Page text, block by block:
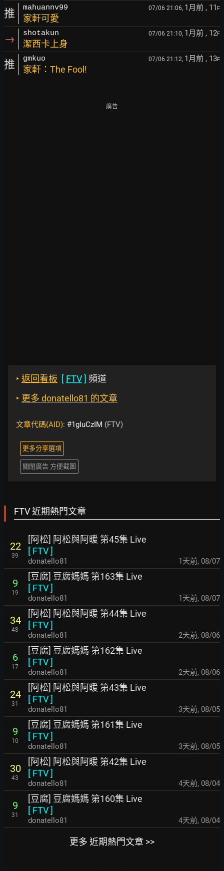
推 mahuannv99 07/06 21:06, 1月前 , 11 F
家軒可愛
→ shotakun 07/06 21:10, 1月前 , 12F
潔西卡上身
推 gmkuo 07/06 21:12, 1月前 , 13F
家軒：The Fool!
廣告
‣ 返回看板 [ FTV] 頻道
‣ 更多 donatello81 的文章
文章代碼(AID): #1gIuCzIM (FTV)
更多分享選項
關閉廣告 方便截圖
FTV 近期熱門文章
22
39
[阿松] 阿松與阿暖 第45集 Live
[ FTV]
donatello81 1天前, 08/07
9
19
[豆腐] 豆腐媽媽 第163集 Live
[ FTV]
donatello81 1天前, 08/07
34
48
[阿松] 阿松與阿暖 第44集 Live
[ FTV]
donatello81 2天前, 08/06
6
17
[豆腐] 豆腐媽媽 第162集 Live
[ FTV]
donatello81 2天前, 08/06
24
31
[阿松] 阿松與阿暖 第43集 Live
[ FTV]
donatello81 3天前, 08/05
9
10
[豆腐] 豆腐媽媽 第161集 Live
[ FTV]
donatello81 3天前, 08/05
30
43
[阿松] 阿松與阿暖 第42集 Live
[ FTV]
donatello81 4天前, 08/04
9
31
[豆腐] 豆腐媽媽 第160集 Live
[ FTV]
donatello81 4天前, 08/04
更多 近期熱門文章 >>